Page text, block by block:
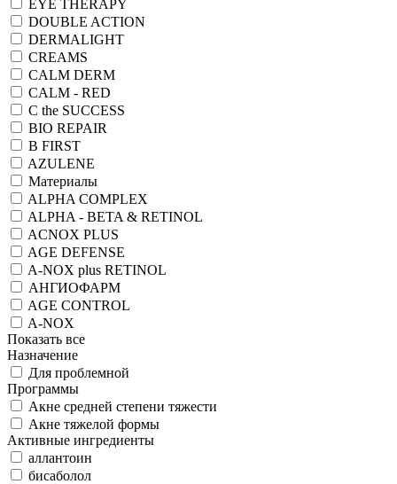
EYE THERAPY
DOUBLE ACTION
DERMALIGHT
CREAMS
CALM DERM
CALM - RED
C the SUCCESS
BIO REPAIR
B FIRST
AZULENE
Материалы
ALPHA COMPLEX
ALPHA - BETA & RETINOL
ACNOX PLUS
AGE DEFENSE
A-NOX plus RETINOL
АНГИОФАРМ
AGE CONTROL
A-NOX
Показать все
Назначение
Для проблемной
Программы
Акне средней степени тяжести
Акне тяжелой формы
Активные ингредиенты
аллантоин
бисаболол